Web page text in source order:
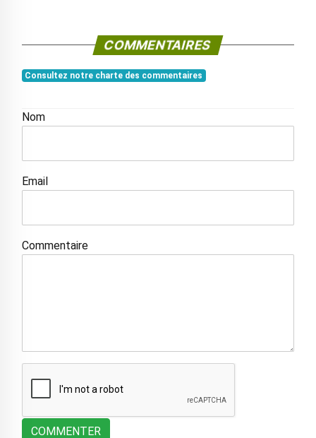
COMMENTAIRES
Consultez notre charte des commentaires
Nom
Email
Commentaire
COMMENTER